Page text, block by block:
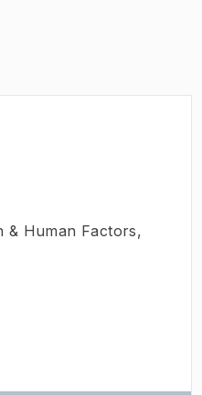
& Human Factors,